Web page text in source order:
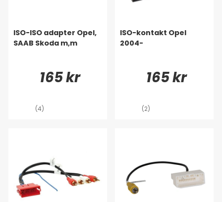
ISO-ISO adapter Opel,
SAAB Skoda m,m
165 kr
(4)
ISO-kontakt Opel
2004-
165 kr
(2)